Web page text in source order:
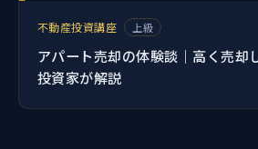
不動産投資講座 上級
アパート売却の体験談｜高く売却
投資家が解説